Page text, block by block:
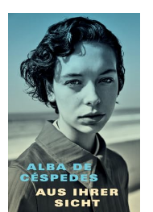
Textbooks
Sellers
Start Selling
Help